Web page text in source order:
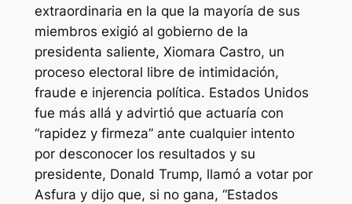
extraordinaria en la que la mayoría de sus
miembros exigió al gobierno de la
presidenta saliente, Xiomara Castro, un
proceso electoral libre de intimidación,
fraude e injerencia política. Estados Unidos
fue más allá y advirtió que actuaría con
“rapidez y firmeza” ante cualquier intento
por desconocer los resultados y su
presidente, Donald Trump, llamó a votar por
Asfura y dijo que, si no gana, “Estados